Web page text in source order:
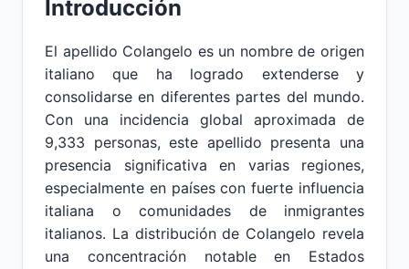
Introducción
El apellido Colangelo es un nombre de origen
italiano que ha logrado extenderse y
consolidarse en diferentes partes del mundo.
Con una incidencia global aproximada de
9,333 personas, este apellido presenta una
presencia significativa en varias regiones,
especialmente en países con fuerte influencia
italiana o comunidades de inmigrantes
italianos. La distribución de Colangelo revela
una concentración notable en Estados